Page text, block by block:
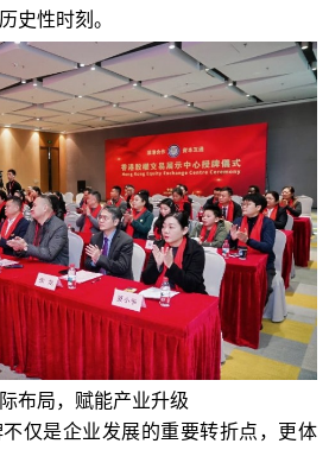
史性时刻。
布局，赋能产业升级
仅是企业发展的重要转折点，更体